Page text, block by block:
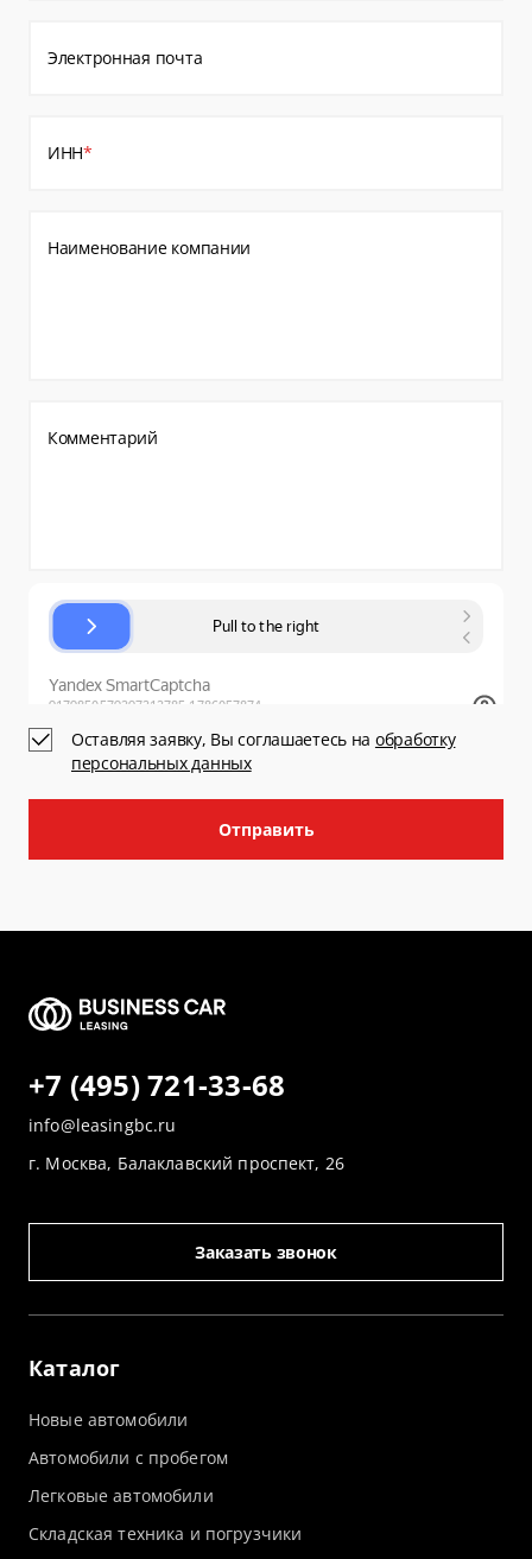
Электронная почта
ИНН*
Наименование компании
Комментарий
Отправить
Оставляя заявку, Вы соглашаетесь на обработку
персональных данных
Каталог
Новые автомобили
Автомобили с пробегом
Легковые автомобили
Складская техника и погрузчики
+7 (495) 721-33-68
info@leasingbc.ru
г. Москва, Балаклавский проспект, 26
Заказать звонок